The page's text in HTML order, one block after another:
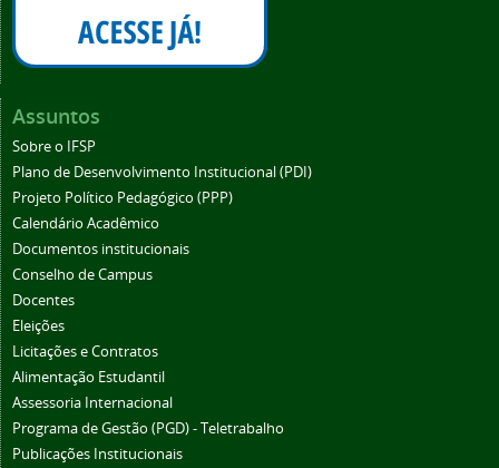
Assuntos
Sobre o IFSP
Plano de Desenvolvimento Institucional (PDI)
Projeto Político Pedagógico (PPP)
Calendário Acadêmico
Documentos institucionais
Conselho de Campus
Docentes
Eleições
Licitações e Contratos
Alimentação Estudantil
Assessoria Internacional
Programa de Gestão (PGD) - Teletrabalho
Publicações Institucionais